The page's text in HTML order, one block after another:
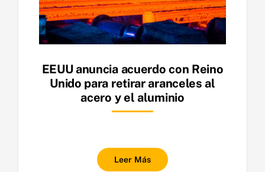
EEUU anuncia acuerdo con Reino
Unido para retirar aranceles al
acero y el aluminio
Leer Más